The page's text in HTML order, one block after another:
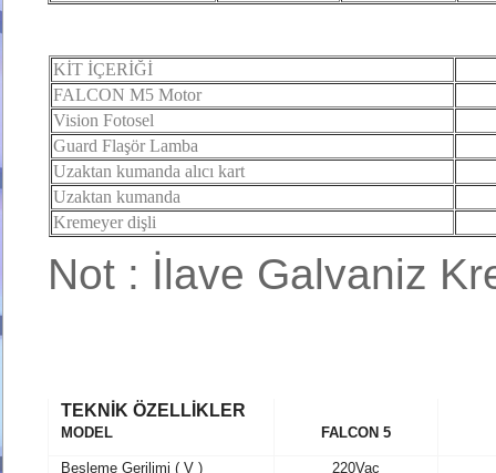
KİT İÇERİĞİ
FALCON M5 Motor
Vision Fotosel
Guard Flaşör Lamba
Uzaktan kumanda alıcı kart
Uzaktan kumanda
Kremeyer dişli
Not : İlave Galvaniz
TEKNİK ÖZELLİKLER
MODEL FALCON 5
Besleme Gerilimi ( V ) 220Vac